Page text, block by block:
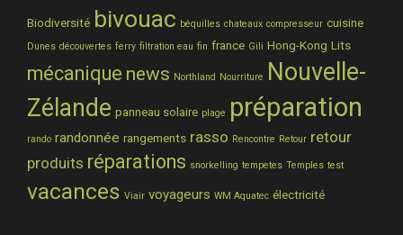
Biodiversité bivouac béquilles chateaux compresseur cuisine
Dunes découvertes ferry filtration eau fin france Gili Hong-Kong Lits
mécanique news Northland Nourriture Nouvelle-
Zélande panneau solaire plage préparation
rando randonnée rangements rasso Rencontre Retour retour
produits réparations snorkelling tempetes Temples test
vacances Viair voyageurs WM Aquatec électricité